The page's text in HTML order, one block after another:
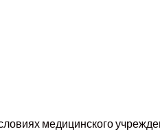
медицинского